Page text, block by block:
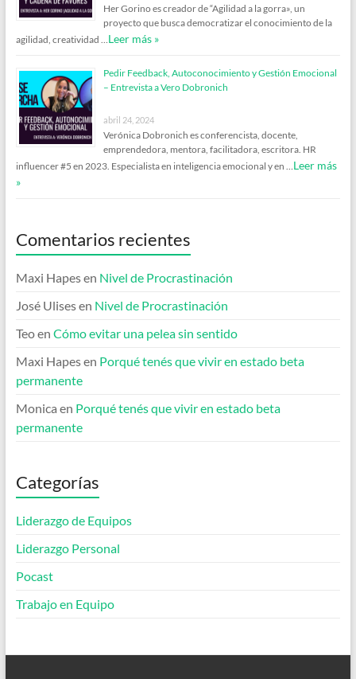
Her Gorino es creador de “Agilidad a la gorra», un
proyecto que busca democratizar el conocimiento de la
agilidad, creatividad … Leer más »
Pedir Feedback, Autoconocimiento y Gestión Emocional
– Entrevista a Vero Dobronich
abril 24, 2024
Verónica Dobronich es conferencista, docente,
emprendedora, mentora, facilitadora, escritora. HR
influencer #5 en 2023. Especialista en inteligencia emocional y en … Leer más
»
Comentarios recientes
Maxi Hapesen Nivel de Procrastinación
José Ulisesen Nivel de Procrastinación
Teoen Cómo evitar una pelea sin sentido
Maxi Hapesen Porqué tenés que vivir en estado beta
permanente
Monica en Porqué tenés que vivir en estado beta
permanente
Categorías
Liderazgo de Equipos
Liderazgo Personal
Pocast
Trabajo en Equipo